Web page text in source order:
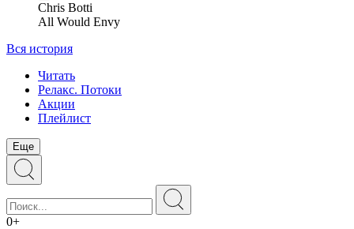
Chris Botti
All Would Envy
Вся история
Читать
Релакс. Потоки
Акции
Плейлист
Еще
0+